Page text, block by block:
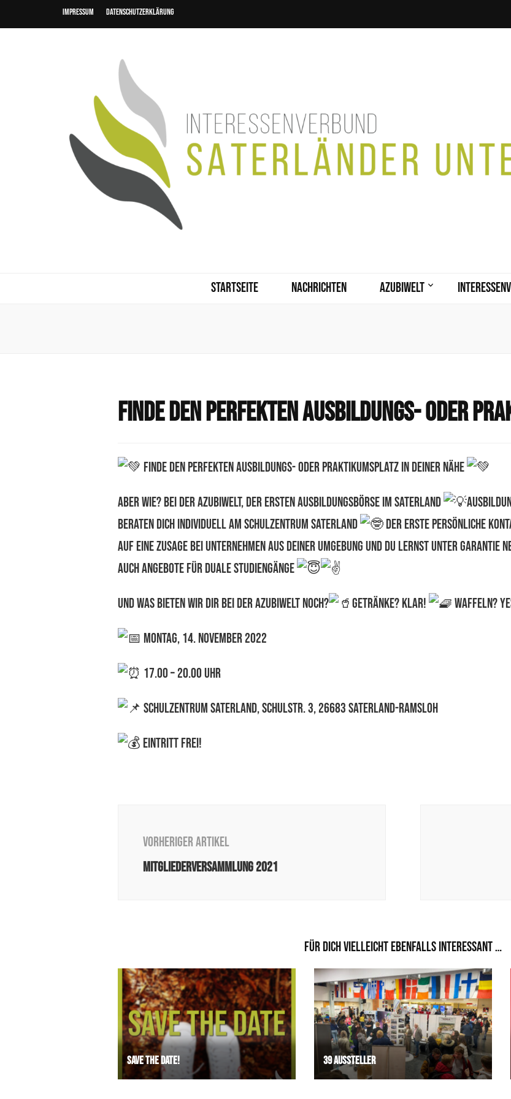
Impressum Datenschutzerklärung
Startseite Nachrichten AzubiWelt
Finde den perfekten Ausbildungs- oder
FINDE DEN PERFEKTEN AUSBILDUNGS- ODER PRAKTIKUMSPLATZ IN DEINER NÄHE
Aber wie? Bei der AzubiWelt, der ersten Ausbildungsbörse im Saterland
beraten dich individuell am Schulzentrum Saterland
Der erste persönliche
auf eine Zusage bei Unternehmen aus deiner Umgebung und du lernst unter Garantie
auch Angebote für Duale Studiengänge
Und wasbieten wir dir bei der AzubiWelt noch? Getränke? Klar! Waffeln?
MONTAG, 14. NOVEMBER 2022
17.00 – 20.00 UHR
SCHULZENTRUM SATERLAND, Schulstr. 3, 26683 Saterland-Ramsloh
EINTRITT FREI!
Vorheriger Artikel
Mitgliederversammlung 2021
Für dich vielleicht ebenfalls interessant …
Save the Date! 39 Aussteller